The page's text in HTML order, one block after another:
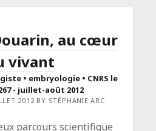
au cœur
vivant
• embryologie • CNRS le
- juillet-août 2012
2012 BY STÉPHANIE ARC
parcours scientifique